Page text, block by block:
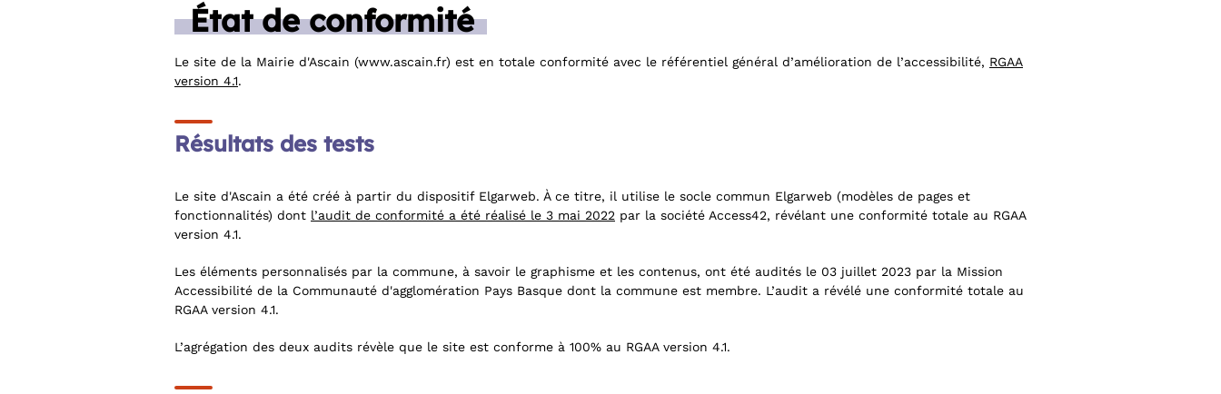
État de conformité
Le site de la Mairie d'Ascain (www.ascain.fr) est en totale conformité avec le référentiel général d’amélioration de l’accessibilité, RGAA
version 4.1.
Résultats des tests
Le site d'Ascain a été créé à partir du dispositif Elgarweb. À ce titre, il utilise le socle commun Elgarweb (modèles de pages et
fonctionnalités) dont l’audit de conformité a été réalisé le 3 mai 2022 par la société Access42, révélant une conformité totale au RGAA
version 4.1.
Les éléments personnalisés par la commune, à savoir le graphisme et les contenus, ont été audités le 03 juillet 2023 par la Mission
Accessibilité de la Communauté d'agglomération Pays Basque dont la commune est membre. L’audit a révélé une conformité totale au
RGAA version 4.1.
L’agrégation des deux audits révèle que le site est conforme à 100% au RGAA version 4.1.